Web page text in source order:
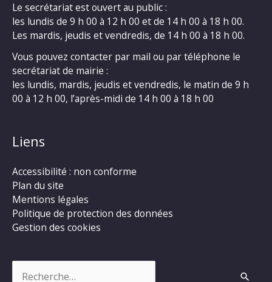
Le secrétariat est ouvert au public :
les lundis de 9 h 00 à 12 h 00 et de 14 h 00 à 18 h 00.
Les mardis, jeudis et vendredis, de 14 h 00 à 18 h 00.
Vous pouvez contacter par mail ou par téléphone le
secrétariat de mairie :
les lundis, mardis, jeudis et vendredis, le matin de 9 h
00 à 12 h 00, l’après-midi de 14 h 00 à 18 h 00
Liens
Accessibilité : non conforme
Plan du site
Mentions légales
Politique de protection des données
Gestion des cookies